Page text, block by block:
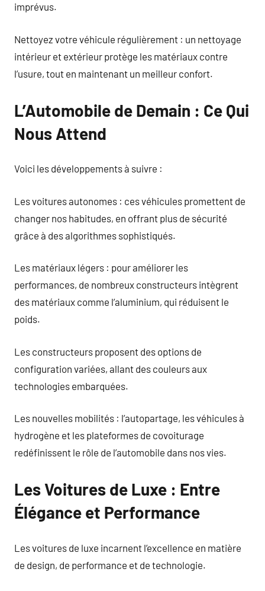
imprévus.
Nettoyez votre véhicule régulièrement : un nettoyage
intérieur et extérieur protège les matériaux contre
l’usure, tout en maintenant un meilleur confort.
L’Automobile de Demain : Ce Qui
Nous Attend
Voici les développements à suivre :
Les voitures autonomes : ces véhicules promettent de
changer nos habitudes, en offrant plus de sécurité
grâce à des algorithmes sophistiqués.
Les matériaux légers : pour améliorer les
performances, de nombreux constructeurs intègrent
des matériaux comme l’aluminium, qui réduisent le
poids.
Les constructeurs proposent des options de
configuration variées, allant des couleurs aux
technologies embarquées.
Les nouvelles mobilités : l’autopartage, les véhicules à
hydrogène et les plateformes de covoiturage
redéfinissent le rôle de l’automobile dans nos vies.
Les Voitures de Luxe : Entre
Élégance et Performance
Les voitures de luxe incarnent l’excellence en matière
de design, de performance et de technologie.